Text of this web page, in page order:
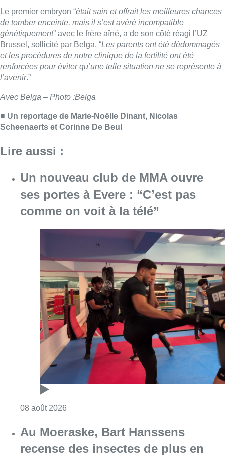
Lire aussi :
Un nouveau club de MMA ouvre
ses portes à Evere : “C’est pas
comme on voit à la télé”
08 août 2026Consulter l'article "Un nouveau club de
Au Moeraske, Bart Hanssens
recense des insectes de plus en
plus rares